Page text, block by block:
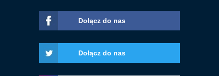
Dołącz do nas
Dołącz do nas